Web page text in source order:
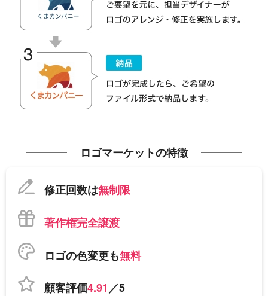
ロゴマーケットの特徴
修正回数は無制限
著作権完全譲渡
ロゴの色変更も無料
顧客評価4.91／5